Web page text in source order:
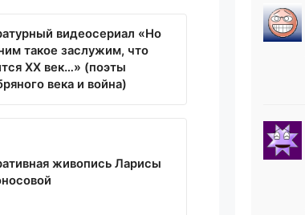
видеосериал «Но
такое заслужим, что
ХХ век…» (поэты
века и война)
живопись Ларисы